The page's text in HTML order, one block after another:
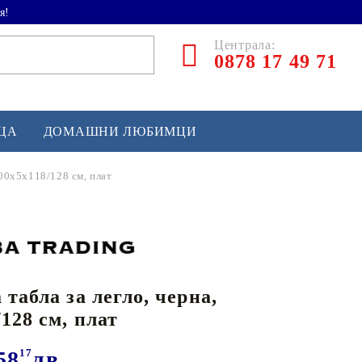
Централа:
0878 17 49 71
и софтбол
и лакрос
спортно оборудване
ДОМАШНИ ЛЮБИМЦИ
128 см, плат
за легло, черна,
см, плат
17